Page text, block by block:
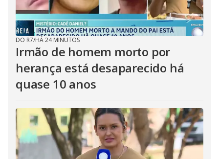
DO R7/HÁ 24 MINUTOS
Irmão de homem morto por
herança está desaparecido há
quase 10 anos